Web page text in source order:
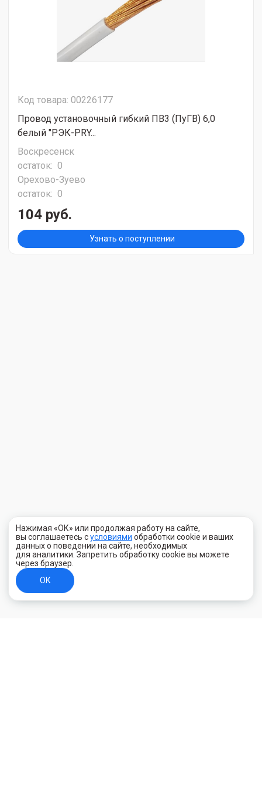
Код товара: 00226177
Провод установочный гибкий ПВ3 (ПуГВ) 6,0
белый "РЭК-PRY...
Воскресенск
остаток: 0
Орехово-Зуево
остаток: 0
104 руб.
Узнать о поступлении
Нажимая «ОК» или продолжая работу на сайте,
вы соглашаетесь сусловиями обработки cookie и ваших
данных о поведении на сайте, необходимых
для аналитики. Запретить обработку cookie вы можете
через браузер.
ОК